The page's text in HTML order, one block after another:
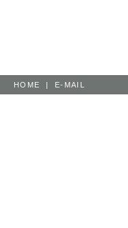
HOME | E-MAIL